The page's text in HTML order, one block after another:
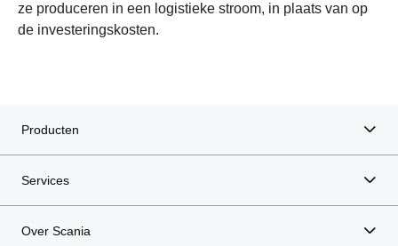
ze produceren in een logistieke stroom, in plaats van op
de investeringskosten.
Brandstofbesparing
Uptime
Ecolution
Hernieuwbare brandstoffen
Elektrificatie
Veiligheid op de weg
Veiligheidssystemen voor de toekomst
Producten
Services
Over Scania